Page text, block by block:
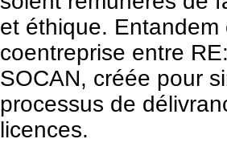
et éthique. Entandem
coentreprise entre
SOCAN, créée pour
processus de
licences.